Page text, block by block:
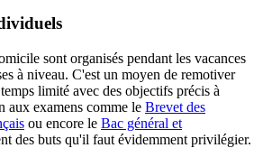
sont organisés pendant les vacances
à niveau. C'est un moyen de remotiver
limité avec des objectifs précis à
aux examens comme le Brevet des
ou encore le Bac général et
des buts qu'il faut évidemment privilégier.